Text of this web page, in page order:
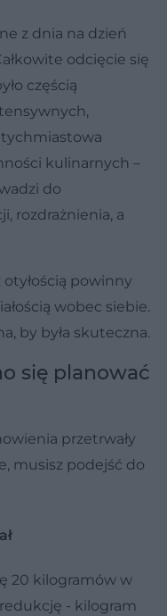
z dnia na dzień
odcięcie się
częścią
kulinarnych –
do
rozdrażnienia, a
powinny
wobec siebie.
by była skuteczna.
się planować
przetrwały
musisz podejść do
20 kilogramów w
- kilogram